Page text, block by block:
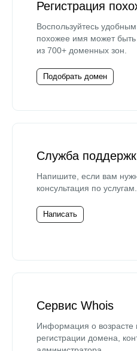
Регистрация
Воспользуйтесь
похожее имя может
из 700+ доменных зон.
Подобрать домен
Служба
Напишите, если вам
консультация по услугам.
Написать
Сервис Whois
Информация о возрасте
регистрации домена,